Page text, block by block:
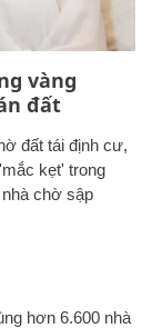
vàng
đất
đất tái định cư,
kẹt' trong
chờ sập
hơn 6.600 nhà